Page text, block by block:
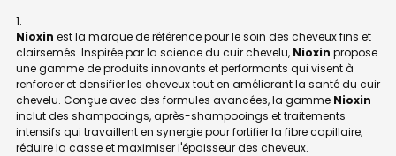
Nioxin est la marque de référence pour le soin des cheveux fins et
clairsemés. Inspirée par la science du cuir chevelu, Nioxin propose
une gamme de produits innovants et performants qui visent à
renforcer et densifier les cheveux tout en améliorant la santé du cuir
chevelu. Conçue avec des formules avancées, la gamme Nioxin
inclut des shampooings, après-shampooings et traitements
intensifs qui travaillent en synergie pour fortifier la fibre capillaire,
réduire la casse et maximiser l'épaisseur des cheveux.